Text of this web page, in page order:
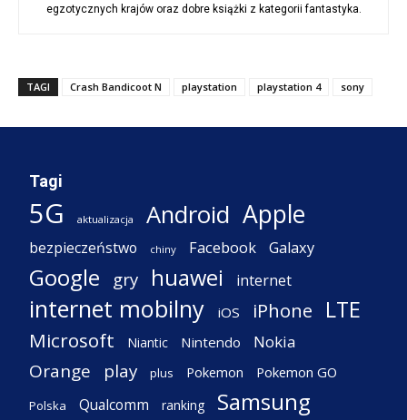
egzotycznych krajów oraz dobre książki z kategorii fantastyka.
TAGI Crash Bandicoot N playstation playstation 4 sony
Tagi
5G aktualizacja Android Apple
bezpieczeństwo chiny Facebook Galaxy
Google gry huawei internet
internet mobilny iOS iPhone LTE
Microsoft Niantic Nintendo Nokia
Orange play plus Pokemon Pokemon GO
Polska Qualcomm ranking Samsung